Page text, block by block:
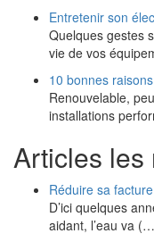
Entretenir son
Quelques gestes
vie de vos
10 bonnes
Renouvelable,
installations
Articles les
Réduire sa
D’ici quelques
aidant, l’eau va